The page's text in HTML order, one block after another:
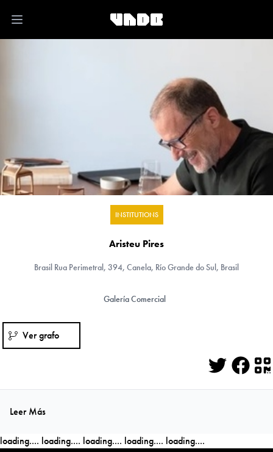
Open main menu
INSTITUTIONS
Aristeu Pires
Brasil Rua Perimetral, 394, Canela, Río Grande do Sul, Brasil
Galería Comercial
Ver grafo
Twitter
Leer Más
loading.... loading.... loading.... loading.... loading....